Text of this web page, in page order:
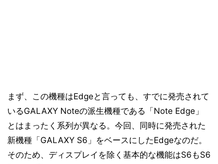
まず、この機種はEdgeと言っても、すでに発売されて
いるGALAXY Noteの派生機種である「Note Edge」
とはまったく系列が異なる。今回、同時に発売された
新機種「GALAXY S6」をベースにしたEdgeなのだ。
そのため、ディスプレイを除く基本的な機能はS6もS6